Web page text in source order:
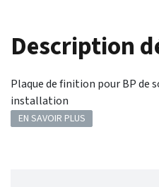
Description
Plaque de finition pour BP de
installation
EN SAVOIR PLUS